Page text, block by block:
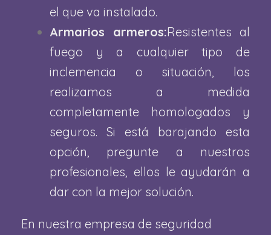
el que va instalado.
Armarios armeros:Resistentes al
fuego y a cualquier tipo de
inclemencia o situación, los
realizamos a medida
completamente homologados y
seguros. Si está barajando esta
opción, pregunte a nuestros
profesionales, ellos le ayudarán a
dar con la mejor solución.
En nuestra empresa de seguridad